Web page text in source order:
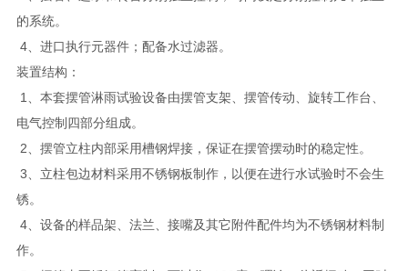
的系统。
4、进口执行元器件；配备水过滤器。
装置结构：
1、本套摆管淋雨试验设备由摆管支架、摆管传动、旋转工作台、
电气控制四部分组成。
2、摆管立柱内部采用槽钢焊接，保证在摆管摆动时的稳定性。
3、立柱包边材料采用不锈钢板制作，以便在进行水试验时不会生
锈。
4、设备的样品架、法兰、接嘴及其它附件配件均为不锈钢材料制
作。